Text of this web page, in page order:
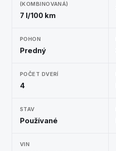
(KOMBINOVANÁ)
7 l/100 km
POHON
Predný
POČET DVERÍ
4
STAV
Používané
VIN